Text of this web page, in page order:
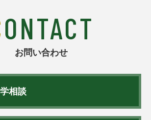
CONTACT
お問い合わせ
相談